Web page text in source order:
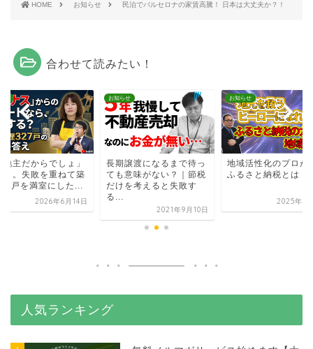
HOME お知らせ 民泊でバルセロナの家賃高騰！ 日本は大丈夫か？！
合わせて読みたい！
地主だからでしょ」
う。失敗を重ねて築
戸を満室にした...
2026年6月14日
お知らせ
長期譲渡になるまで待っ
ても意味がない？｜節税
だけを考えると失敗す
る...
2021年9月10日
お知らせ
地域活性化のプロが
ふるさと納税とは！
2025年5
人気ランキング